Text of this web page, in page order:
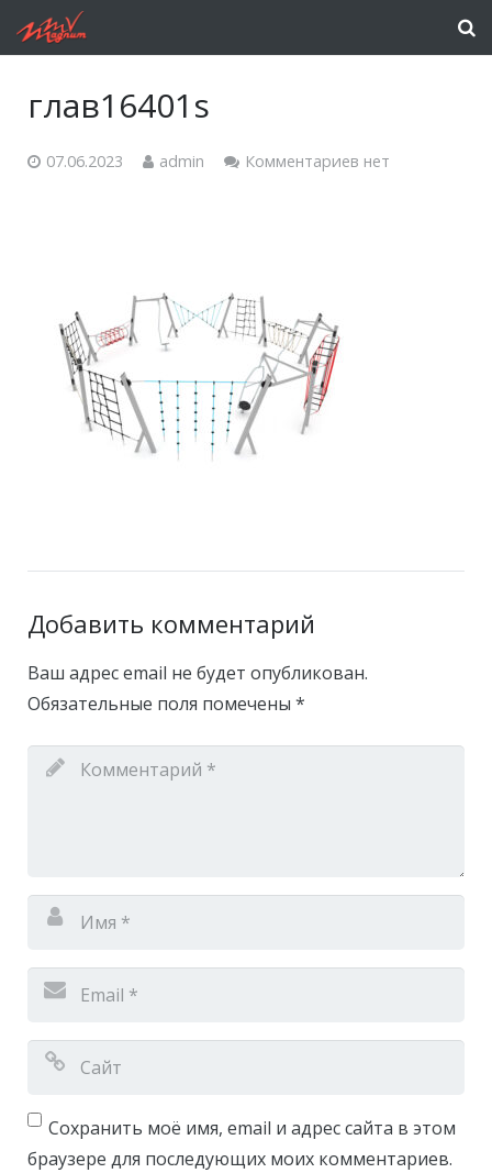
глав16401s
07.06.2023 admin Комментариев нет
Добавить комментарий
Ваш адрес email не будет опубликован.
Обязательные поля помечены *
Сохранить моё имя, email и адрес сайта в этом
браузере для последующих моих комментариев.